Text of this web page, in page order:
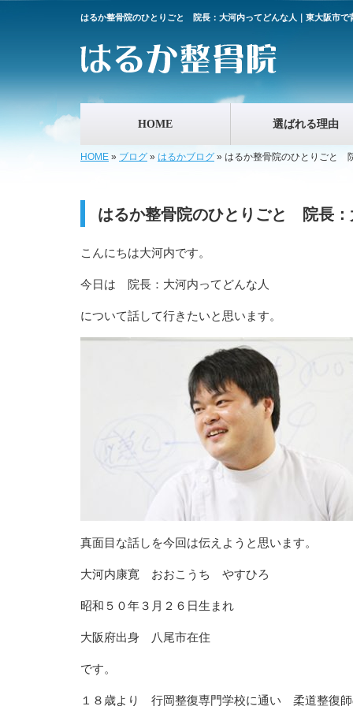
はるか整骨院のひとりごと 院長：大河内ってどんな人｜東大阪市で
HOME 選ばれる理由
HOME » ブログ » はるかブログ » はるか整骨院のひとりごと
はるか整骨院のひとりごと 院長：
こんにちは大河内です。
今日は 院長：大河内ってどんな人
について話して行きたいと思います。
真面目な話しを今回は伝えようと思います。
大河内康寛 おおこうち やすひろ
昭和５０年３月２６日生まれ
大阪府出身 八尾市在住
です。
１８歳より 行岡整復専門学校に通い 柔道整復師